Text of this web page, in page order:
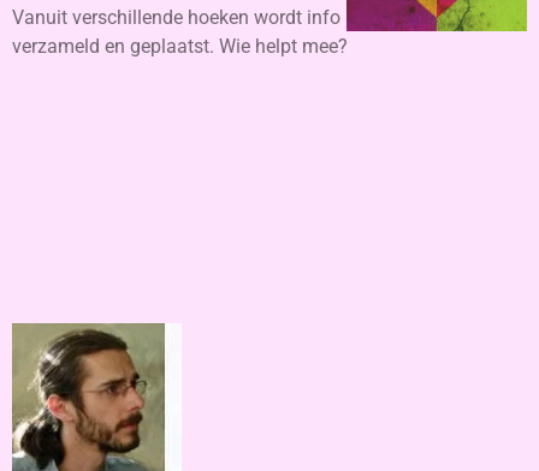
Vanuit verschillende hoeken wordt info
verzameld en geplaatst. Wie helpt mee?